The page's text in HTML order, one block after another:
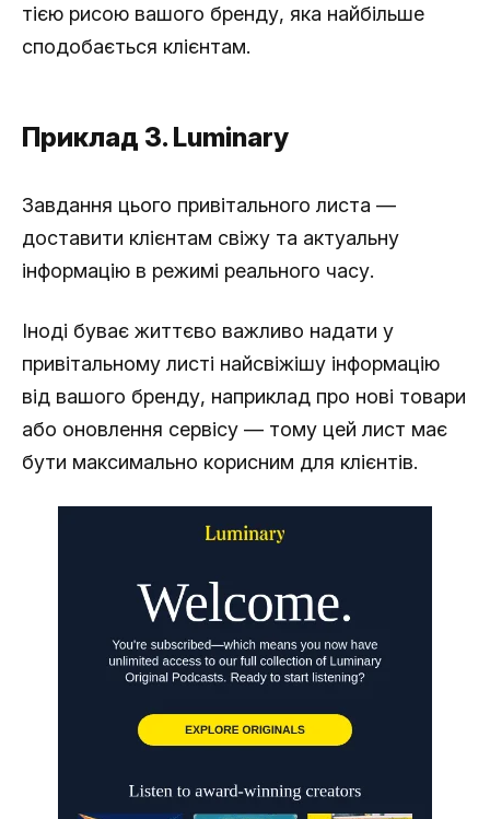
тією рисою вашого бренду, яка найбільше
сподобається клієнтам.
Приклад 3. Luminary
Завдання цього привітального листа —
доставити клієнтам свіжу та актуальну
інформацію в режимі реального часу.
Іноді буває життєво важливо надати у
привітальному листі найсвіжішу інформацію
від вашого бренду, наприклад про нові товари
або оновлення сервісу — тому цей лист має
бути максимально корисним для клієнтів.